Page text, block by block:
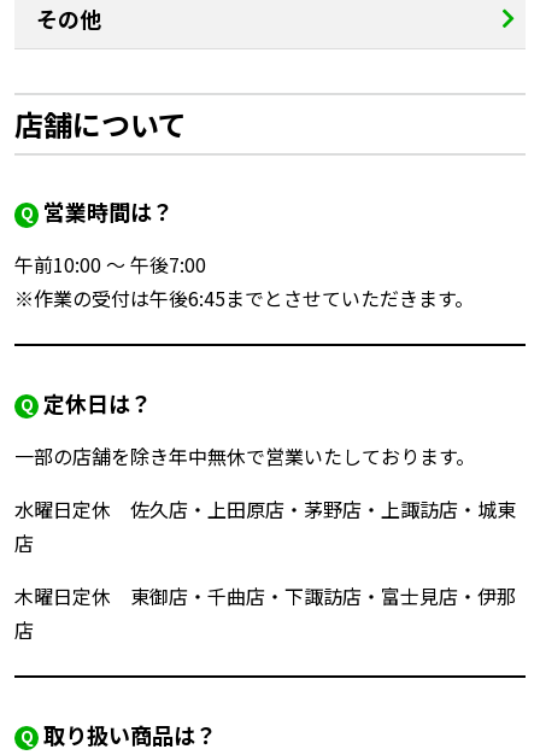
その他
店舗について
営業時間は？
午前10:00 〜 午後7:00
※作業の受付は午後6:45までとさせていただきます。
定休日は？
一部の店舗を除き年中無休で営業いたしております。
水曜日定休 佐久店・上田原店・茅野店・上諏訪店・城東
店
木曜日定休 東御店・千曲店・下諏訪店・富士見店・伊那
店
取り扱い商品は？